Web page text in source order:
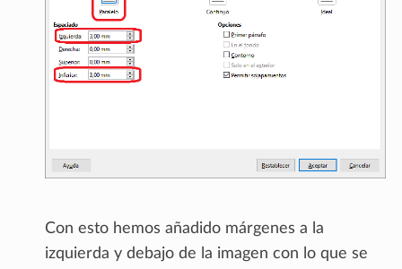
Con esto hemos añadido márgenes a la
izquierda y debajo de la imagen con lo que se